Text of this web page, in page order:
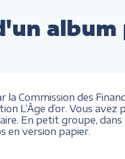
album
Commission des
L’Âge d’or. Vous
En petit groupe,
en version papier.